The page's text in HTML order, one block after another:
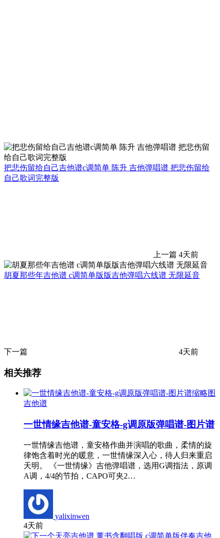
把悲伤留给自己吉他谱c调简单 陈升 吉他弹唱谱 把悲伤留给
自己歌词完整版
上一篇 4天前
胡夏那些年吉他谱 c调简单版版吉他弹唱六线谱 无限延音
下一篇 4天前
相关推荐
吉他谱
一世情缘吉他谱-童安格-g调原版弹唱谱-图片谱
一世情缘吉他谱，童安格作曲并演唱的歌曲，柔情的旋
律饱含着时光的暖意，一世情缘深入心，待人归来重启
天明。 《一世情缘》吉他弹唱谱，选用G调指法，原调
A调，4/4的节拍，CAPO可夹2…
yalixinwen
4天前